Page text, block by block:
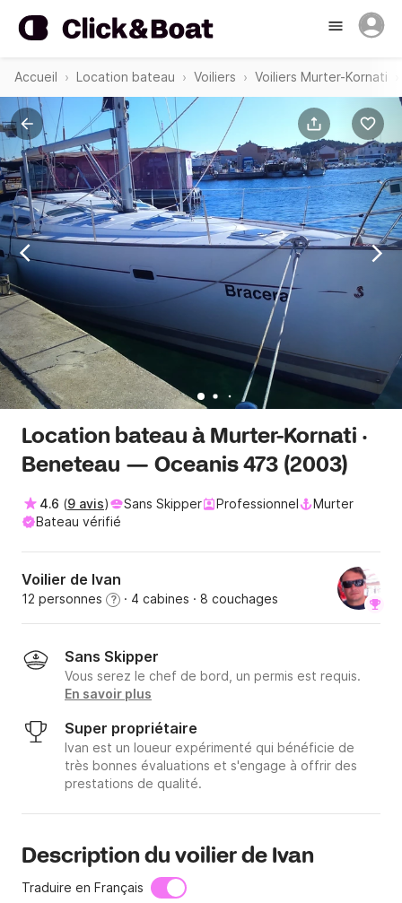
Accueil Location bateau Voiliers Voiliers Murter-Kornati
Location bateau à Murter-Kornati ·
Beneteau — Oceanis 473 (2003)
4.6 (9 avis) Sans Skipper Professionnel
Murter
Bateau vérifié
Voilier de Ivan
12 personnes ? · 4 cabines · 8 couchages
Sans Skipper
Vous serez le chef de bord, un permis est requis.
En savoir plus
Super propriétaire
Ivan est un loueur expérimenté qui bénéficie de
très bonnes évaluations et s'engage à offrir des
prestations de qualité.
Description du voilier de Ivan
Traduire en Français